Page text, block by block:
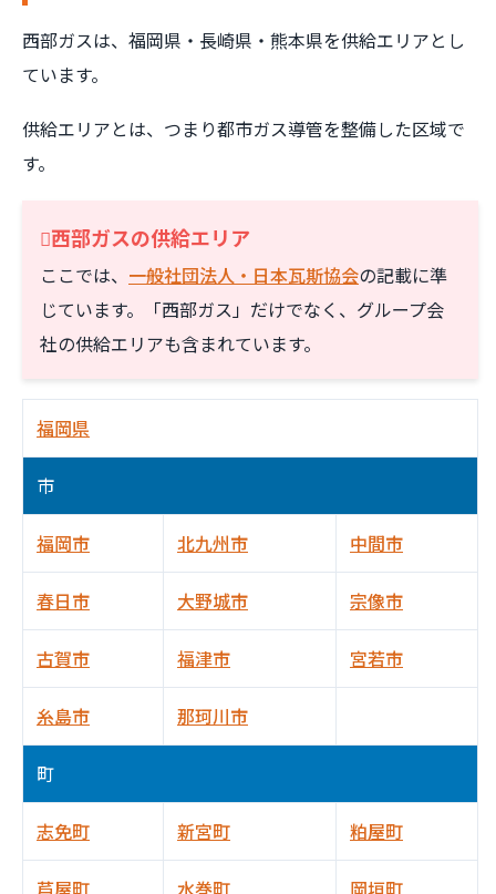
西部ガスは、福岡県・長崎県・熊本県を供給エリアとし
ています。
供給エリアとは、つまり都市ガス導管を整備した区域で
す。
西部ガスの供給エリア
ここでは、 一般社団法人・日本瓦斯協会の記載に準
じています。「西部ガス」だけでなく、グループ会
社の供給エリアも含まれています。
福岡県
市
福岡市 北九州市 中間市
春日市 大野城市 宗像市
古賀市 福津市 宮若市
糸島市 那珂川市
町
志免町 新宮町 粕屋町
芦屋町 水巻町 岡垣町